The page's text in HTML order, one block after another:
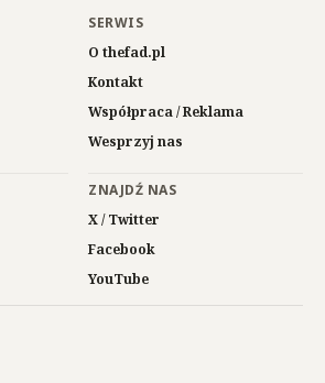
SERWIS
O thefad.pl
Kontakt
Współpraca / Reklama
Wesprzyj nas
ZNAJDŹ NAS
X / Twitter
Facebook
YouTube